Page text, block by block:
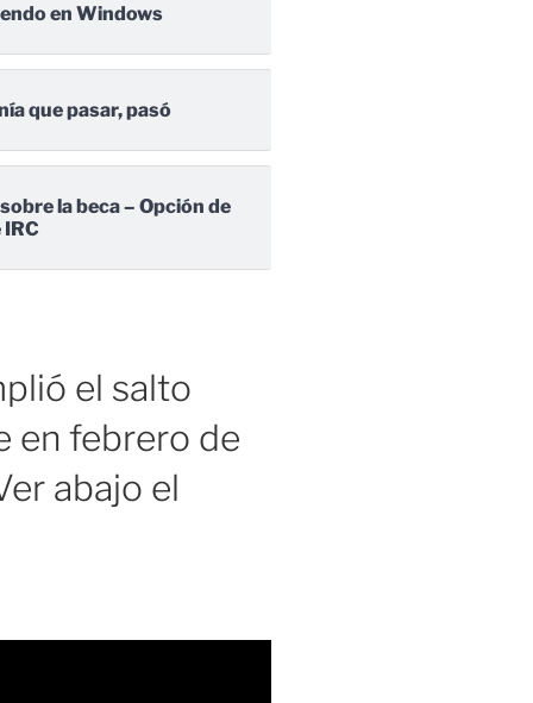
en Windows
que pasar, pasó
la beca – Opción de
el salto
en febrero de
abajo el